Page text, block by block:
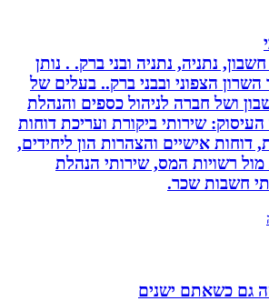
נתניה, נתניה ובני ברק. . נותן
הצפוני ובבני ברק.. בעלים של
חברה לניהול כספים והנהלת
שירותי ביקורת ועריכת דוחות
אישיים והצהרות הון ליחידים,
רשויות המס, שירותי הנהלת
שכר.
כשאתם ישנים